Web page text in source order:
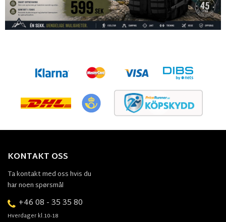
KONTAKT OSS
Ta kontakt med oss hvis du
har noen spørsmål
+46 08 - 35 35 80
Hverdager kl.10-18